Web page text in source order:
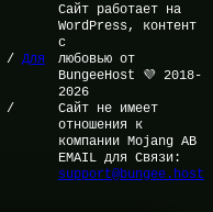
/ Для
/
Сайт работает на
WordPress, контент
с
любовью от
BungeeHost 💜 2018-
2026
Сайт не имеет
отношения к
компании Mojang AB
EMAIL для Связи:
support@bungee.host